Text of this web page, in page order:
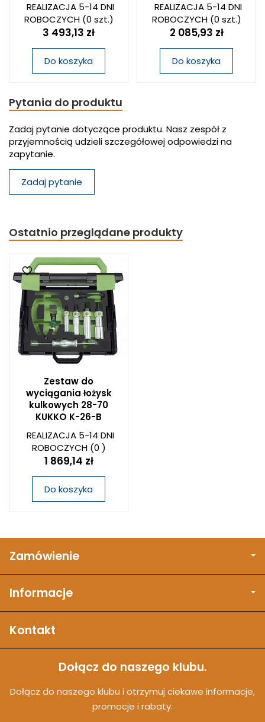
REALIZACJA 5-14 DNI
ROBOCZYCH(0 szt.)
3 493,13 zł
Do koszyka
REALIZACJA 5-14 DNI
ROBOCZYCH(0 szt.)
2 085,93 zł
Do koszyka
Pytania do produktu
Zadaj pytanie dotyczące produktu. Nasz zespół z
przyjemnością udzieli szczegółowej odpowiedzi na
zapytanie.
Zadaj pytanie
Ostatnio przeglądane produkty
Zestaw do
wyciągania łożysk
kulkowych 28-70
KUKKO K-26-B
REALIZACJA 5-14 DNI
ROBOCZYCH(0 )
1 869,14 zł
Do koszyka
Zamówienie
Informacje
Kontakt
Dołącz do naszego klubu.
Dołącz do naszego klubu i otrzymuj ciekawe informacje,
promocje i rabaty.